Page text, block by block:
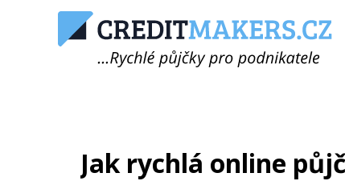
Jak rychlá online